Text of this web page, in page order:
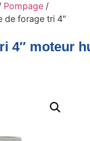
Pompage/
de forage tri 4″
4″ moteur